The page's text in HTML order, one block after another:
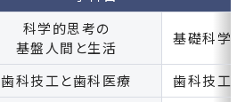
科学的思考の
基盤人間と生活
基礎科学
歯科技工と歯科医療
歯科技工